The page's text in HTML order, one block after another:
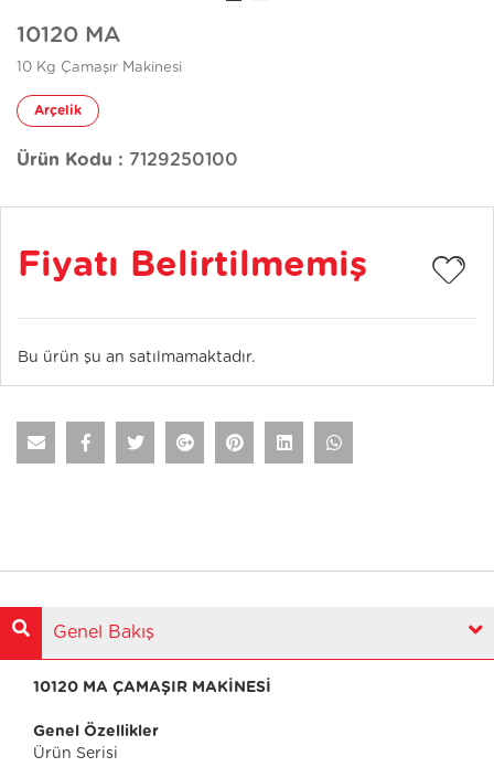
10120 MA
10 Kg Çamaşır Makinesi
Arçelik
Ürün Kodu : 7129250100
Fiyatı Belirtilmemiş
Bu ürün şu an satılmamaktadır.
Genel Bakış
10120 MA ÇAMAŞIR MAKİNESİ
Genel Özellikler
Ürün Serisi